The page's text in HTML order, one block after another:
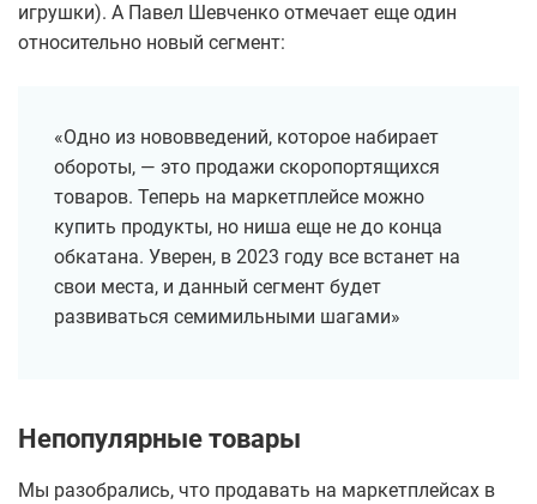
игрушки). А Павел Шевченко отмечает еще один
относительно новый сегмент:
«Одно из нововведений, которое набирает
обороты, — это продажи скоропортящихся
товаров. Теперь на маркетплейсе можно
купить продукты, но ниша еще не до конца
обкатана. Уверен, в 2023 году все встанет на
свои места, и данный сегмент будет
развиваться семимильными шагами»
Непопулярные товары
Мы разобрались, что продавать на маркетплейсах в